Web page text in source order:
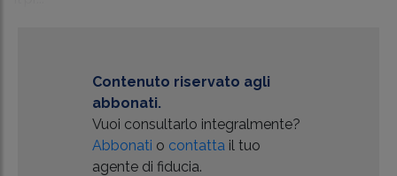
Contenuto riservato agli
abbonati.
Vuoi consultarlo integralmente?
Abbonati o contatta il tuo
agente di fiducia.